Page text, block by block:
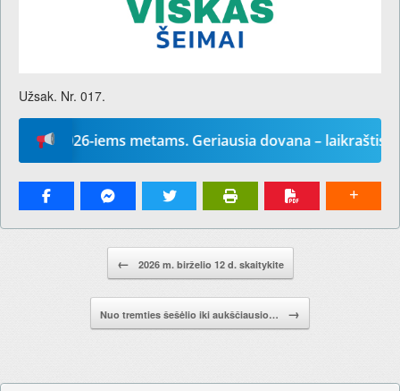
Užsak. Nr. 017.
2026-iems metams. Geriausia dovana – laikraštis!
← 2026 m. birželio 12 d. skaitykite
Nuo tremties šešėlio iki aukščiausio… →